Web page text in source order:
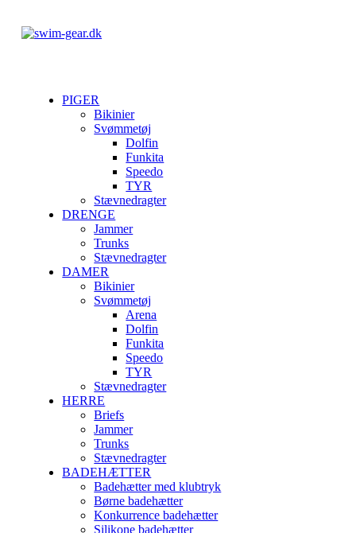
PIGER
Bikinier
Svømmetøj
Dolfin
Funkita
Speedo
TYR
Stævnedragter
DRENGE
Jammer
Trunks
Stævnedragter
DAMER
Bikinier
Svømmetøj
Arena
Dolfin
Funkita
Speedo
TYR
Stævnedragter
HERRE
Briefs
Jammer
Trunks
Stævnedragter
BADEHÆTTER
Badehætter med klubtryk
Børne badehætter
Konkurrence badehætter
Silikone badehætter